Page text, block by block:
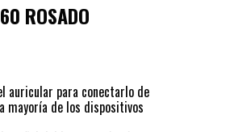
ROSADO
auricular para conectarlo de
mayoría de los dispositivos